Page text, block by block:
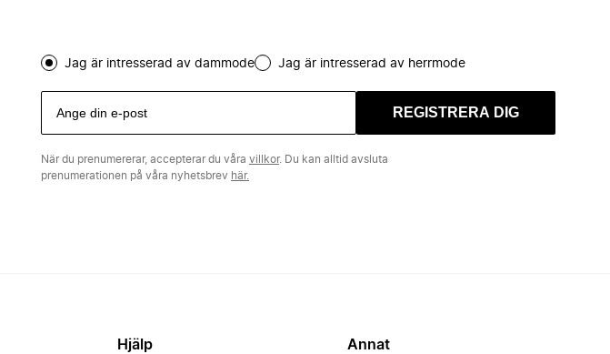
Jag är intresserad av dammode Jag är intresserad av herrmode
REGISTRERA DIG
När du prenumererar, accepterar du våra villkor. Du kan alltid avsluta
prenumerationen på våra nyhetsbrev här.
Hjälp Annat